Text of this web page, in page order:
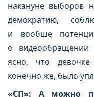
накануне выборов
демократию,
и вообще
о видеообращении
ясно, что
конечно же, было
«СП»: А можно